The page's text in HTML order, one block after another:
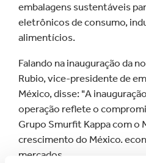
embalagens sustentáveis
eletrônicos de consumo,
alimentícios.
Falando na inauguração da
Rubio, vice-presidente de
México, disse: "A
operação reflete o
Grupo Smurfit Kappa com o
crescimento do México.
mercados.